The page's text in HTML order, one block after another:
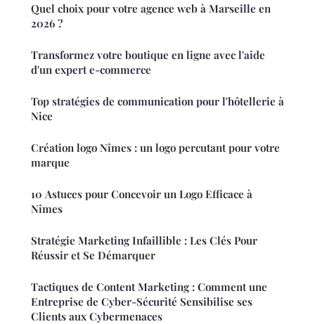
Quel choix pour votre agence web à Marseille en
2026 ?
Transformez votre boutique en ligne avec l'aide
d'un expert e-commerce
Top stratégies de communication pour l'hôtellerie à
Nice
Création logo Nîmes : un logo percutant pour votre
marque
10 Astuces pour Concevoir un Logo Efficace à
Nîmes
Stratégie Marketing Infaillible : Les Clés Pour
Réussir et Se Démarquer
Tactiques de Content Marketing : Comment une
Entreprise de Cyber-Sécurité Sensibilise ses
Clients aux Cybermenaces